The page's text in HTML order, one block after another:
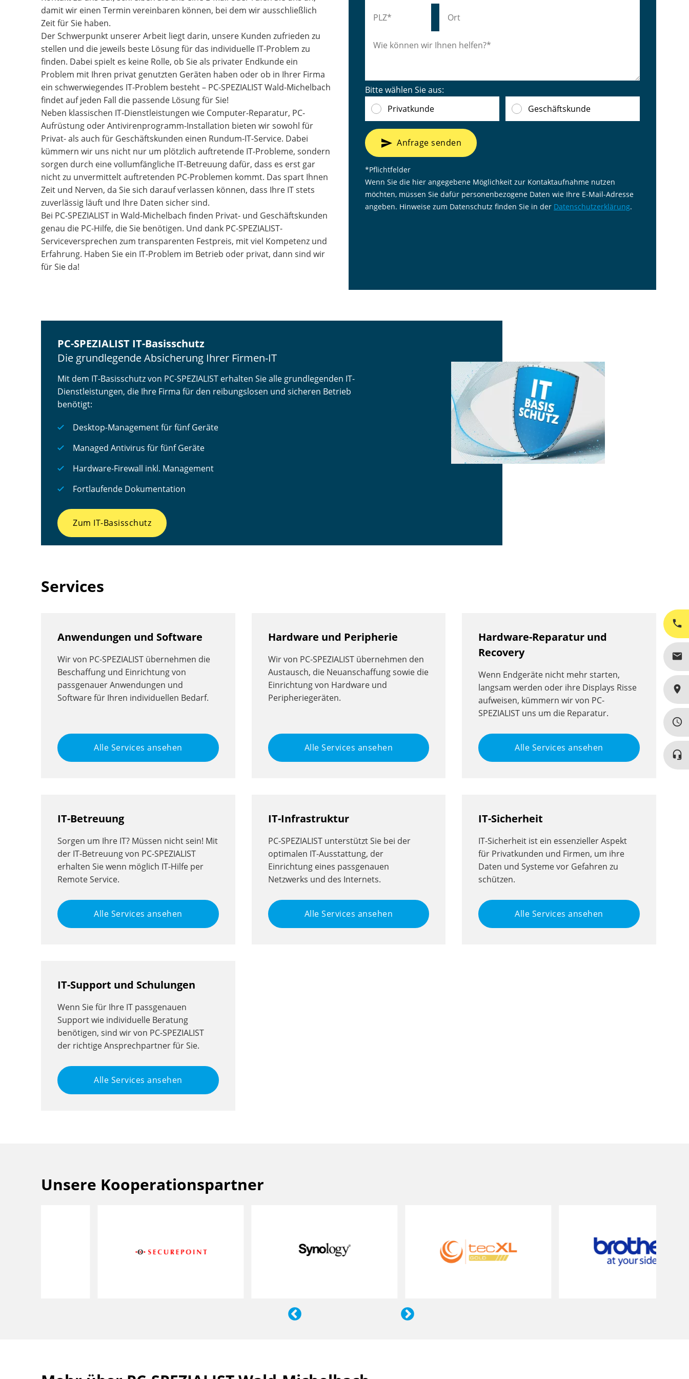
damit wir einen Termin vereinbaren können, bei dem wir ausschließlich
Zeit für Sie haben.
Der Schwerpunkt unserer Arbeit liegt darin, unsere Kunden zufrieden zu
stellen und die jeweils beste Lösung für das individuelle IT-Problem zu
finden. Dabei spielt es keine Rolle, ob Sie als privater Endkunde ein
Problem mit Ihren privat genutzten Geräten haben oder ob in Ihrer Firma
ein schwerwiegendes IT-Problem besteht – PC-SPEZIALIST Wald-Michelbach
findet auf jeden Fall die passende Lösung für Sie!
Neben klassischen IT-Dienstleistungen wie Computer-Reparatur, PC-
Aufrüstung oder Antivirenprogramm-Installation bieten wir sowohl für
Privat- als auch für Geschäftskunden einen Rundum-IT-Service. Dabei
kümmern wir uns nicht nur um plötzlich auftretende IT-Probleme, sondern
sorgen durch eine vollumfängliche IT-Betreuung dafür, dass es erst gar
nicht zu unvermittelt auftretenden PC-Problemen kommt. Das spart Ihnen
Zeit und Nerven, da Sie sich darauf verlassen können, dass Ihre IT stets
zuverlässig läuft und Ihre Daten sicher sind.
Bei PC-SPEZIALIST in Wald-Michelbach finden Privat- und Geschäftskunden
genau die PC-Hilfe, die Sie benötigen. Und dank PC-SPEZIALIST-
Serviceversprechen zum transparenten Festpreis, mit viel Kompetenz und
Erfahrung. Haben Sie ein IT-Problem im Betrieb oder privat, dann sind wir
für Sie da!
Bitte wählen Sie aus:
Privatkunde
Geschäftskunde
send Anfrage senden
*Pflichtfelder
Wenn Sie die hier angegebene Möglichkeit zur Kontaktaufnahme nutzen
möchten, müssen Sie dafür personenbezogene Daten wie Ihre E-Mail-Adresse
angeben. Hinweise zum Datenschutz finden Sie in der Datenschutzerklärung.
PC-SPEZIALIST IT-Basisschutz
Die grundlegende Absicherung Ihrer Firmen-IT
Mit dem IT-Basisschutz von PC-SPEZIALIST erhalten Sie alle grundlegenden IT-
Dienstleistungen, die Ihre Firma für den reibungslosen und sicheren Betrieb
benötigt:
Desktop-Management für fünf Geräte
Managed Antivirus für fünf Geräte
Hardware-Firewall inkl. Management
Fortlaufende Dokumentation
Zum IT-Basisschutz
Services
Anwendungen und Software
Wir von PC-SPEZIALIST übernehmen die
Beschaffung und Einrichtung von
passgenauer Anwendungen und
Software für Ihren individuellen Bedarf.
Alle Services ansehen
Hardware und Peripherie
Wir von PC-SPEZIALIST übernehmen den
Austausch, die Neuanschaffung sowie die
Einrichtung von Hardware und
Peripheriegeräten.
Alle Services ansehen
Hardware-Reparatur und
Recovery
Wenn Endgeräte nicht mehr starten,
langsam werden oder ihre Displays Risse
aufweisen, kümmern wir von PC-
SPEZIALIST uns um die Reparatur.
Alle Services ansehen
IT-Betreuung
Sorgen um Ihre IT? Müssen nicht sein! Mit
der IT-Betreuung von PC-SPEZIALIST
erhalten Sie wenn möglich IT-Hilfe per
Remote Service.
Alle Services ansehen
IT-Infrastruktur
PC-SPEZIALIST unterstützt Sie bei der
optimalen IT-Ausstattung, der
Einrichtung eines passgenauen
Netzwerks und des Internets.
Alle Services ansehen
IT-Sicherheit
IT-Sicherheit ist ein essenzieller Aspekt
für Privatkunden und Firmen, um ihre
Daten und Systeme vor Gefahren zu
schützen.
Alle Services ansehen
IT-Support und Schulungen
Wenn Sie für Ihre IT passgenauen
Support wie individuelle Beratung
benötigen, sind wir von PC-SPEZIALIST
der richtige Ansprechpartner für Sie.
Alle Services ansehen
Unsere Kooperationspartner
phone
mail
place
query_builder
headset_mic